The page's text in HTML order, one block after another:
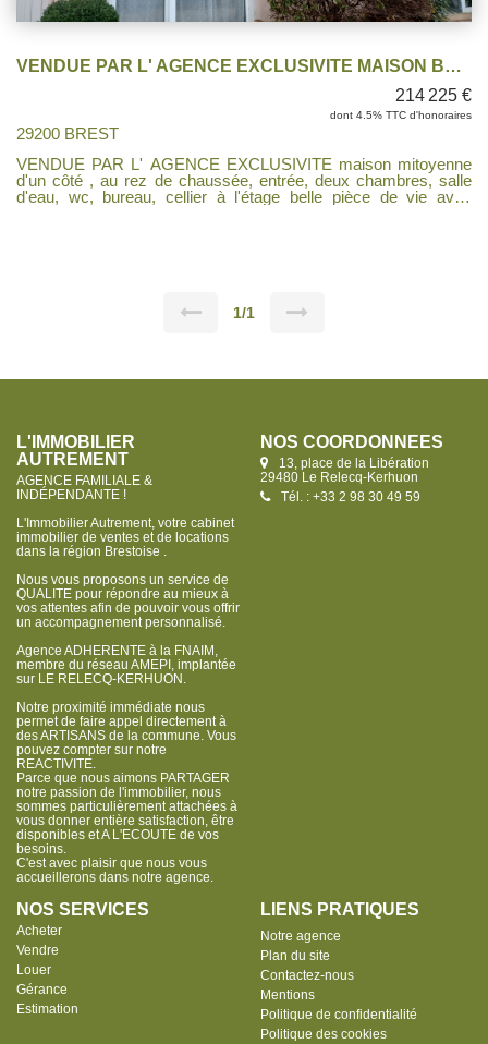
VENDUE PAR L' AGENCE EXCLUSIVITE MAISON BREST LAMBEZELLEC
214 225 €
dont 4.5% TTC d'honoraires
29200 BREST
VENDUE PAR L' AGENCE EXCLUSIVITE maison mitoyenne
d'un côté , au rez de chaussée, entrée, deux chambres, salle
d'eau, wc, bureau, cellier à l'étage belle pièce de vie avec
Géorisques : www.georisques.gouv.fr
1/1
L'IMMOBILIER
AUTREMENT
AGENCE FAMILIALE &
INDÉPENDANTE !
L'Immobilier Autrement, votre cabinet
immobilier de ventes et de locations
dans la région Brestoise .
Nous vous proposons un service de
QUALITE pour répondre au mieux à
vos attentes afin de pouvoir vous offrir
un accompagnement personnalisé.
Agence ADHERENTE à la FNAIM,
membre du réseau AMEPI, implantée
sur LE RELECQ-KERHUON.
Notre proximité immédiate nous
permet de faire appel directement à
des ARTISANS de la commune. Vous
pouvez compter sur notre
REACTIVITE.
Parce que nous aimons PARTAGER
notre passion de l'immobilier, nous
sommes particulièrement attachées à
vous donner entière satisfaction, être
disponibles et A L'ECOUTE de vos
besoins.
C'est avec plaisir que nous vous
accueillerons dans notre agence.
NOS COORDONNÉES
13, place de la Libération
29480 Le Relecq-Kerhuon
Tél. : +33 2 98 30 49 59
NOS SERVICES
Acheter
Vendre
Louer
Gérance
Estimation
LIENS PRATIQUES
Notre agence
Plan du site
Contactez-nous
Mentions
Politique de confidentialité
Politique des cookies